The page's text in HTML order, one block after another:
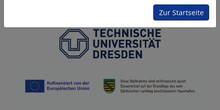
Zur Startseite